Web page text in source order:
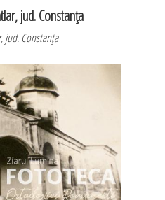
jud. Constanţa
Constanţa